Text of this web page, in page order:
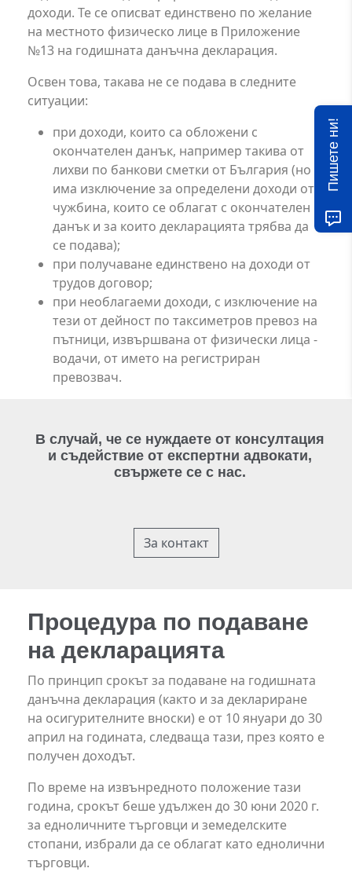
доходи. Те се описват единствено по желание
на местното физическо лице в Приложение
№13 на годишната данъчна декларация.
Освен това, такава не се подава в следните
ситуации:
при доходи, които са обложени с
окончателен данък, например такива от
лихви по банкови сметки от България (но
има изключение за определени доходи от
чужбина, които се облагат с окончателен
данък и за които декларацията трябва да
се подава);
при получаване единствено на доходи от
трудов договор;
при необлагаеми доходи, с изключение на
тези от дейност по таксиметров превоз на
пътници, извършвана от физически лица -
водачи, от името на регистриран
превозвач.
В случай, че се нуждаете от консултация
и съдействие от експертни адвокати,
свържете се с нас.
За контакт
Процедура по подаване
на декларацията
По принцип срокът за подаване на годишната
данъчна декларация (както и за деклариране
на осигурителните вноски) е от 10 януари до 30
април на годината, следваща тази, през която е
получен доходът.
По време на извънредното положение тази
година, срокът беше удължен до 30 юни 2020 г.
за едноличните търговци и земеделските
стопани, избрали да се облагат като еднолични
търговци.
Пишете ни!